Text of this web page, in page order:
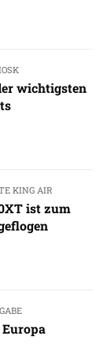
wichtigsten
KING AIR
ist zum